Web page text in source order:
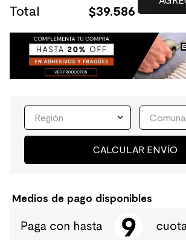
Total $39.586
Región Comuna
CALCULAR ENVÍO
Medios de pago disponibles